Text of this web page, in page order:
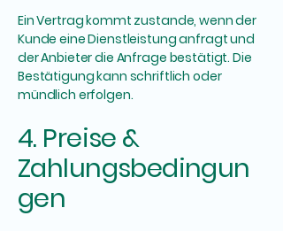
Ein Vertrag kommt zustande, wenn der
Kunde eine Dienstleistung anfragt und
der Anbieter die Anfrage bestätigt. Die
Bestätigung kann schriftlich oder
mündlich erfolgen.
4. Preise &
Zahlungsbedingun
gen